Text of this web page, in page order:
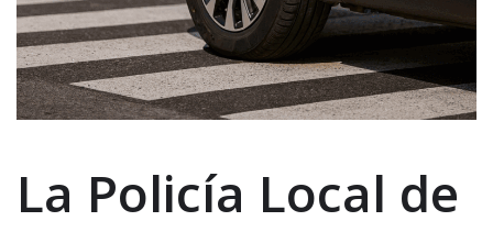
La Policía Local de